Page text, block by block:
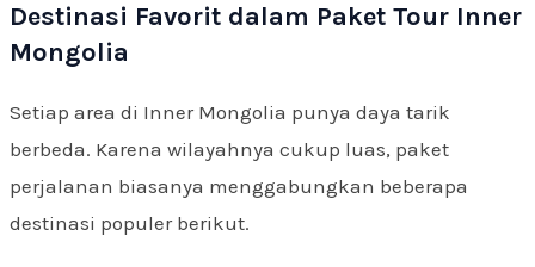
Destinasi Favorit dalam Paket Tour Inner
Mongolia
Setiap area di Inner Mongolia punya daya tarik
berbeda. Karena wilayahnya cukup luas, paket
perjalanan biasanya menggabungkan beberapa
destinasi populer berikut.